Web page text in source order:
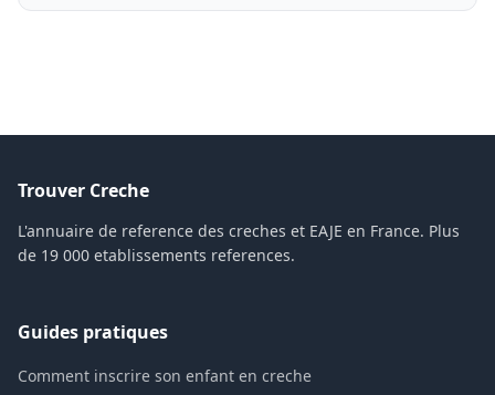
Trouver Creche
L'annuaire de reference des creches et EAJE en France. Plus
de 19 000 etablissements references.
Guides pratiques
Comment inscrire son enfant en creche